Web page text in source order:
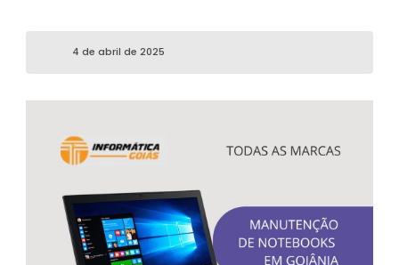
4 de abril de 2025